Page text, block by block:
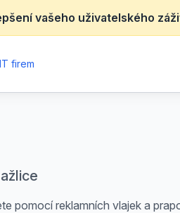
vašeho uživatelského
firem
pomocí reklamních vlajek a